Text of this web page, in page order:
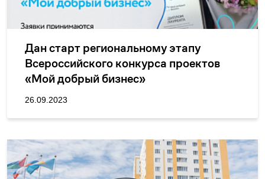
Дан старт региональному этапу
Всероссийского конкурса проектов
«Мой добрый бизнес»
26.09.2023